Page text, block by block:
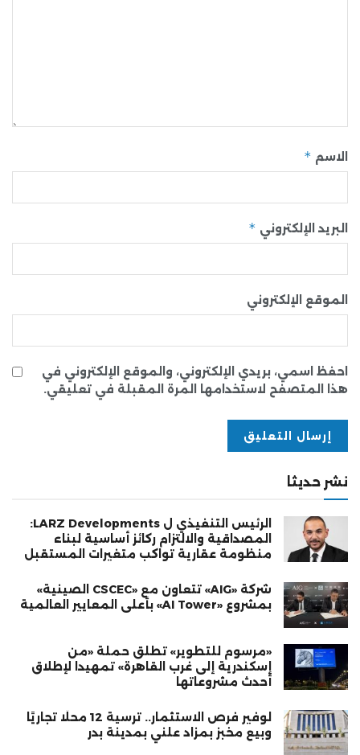
الاسم *
البريد الإلكتروني *
الموقع الإلكتروني
احفظ اسمي، بريدي الإلكتروني، والموقع الإلكتروني في
هذا المتصفح لاستخدامها المرة المقبلة في تعليقي.
نشر حديثا
الرئيس التنفيذي ل LARZ Developments:
المصداقية والالتزام ركائز أساسية لبناء
منظومة عقارية تواكب متغيرات المستقبل
شركة «AIG» تتعاون مع «CSCEC الصينية»
بمشروع «AI Tower» بأعلى المعايير العالمية
«مرسوم للتطوير» تطلق حملة «من
إسكندرية إلى غرب القاهرة» تمهيدا لإطلاق
أحدث مشروعاتها
لوفير فرص الاستثمار.. ترسية 12 محلًا تجاريًا
وبيع مخبز بمزاد علني بمدينة بدر